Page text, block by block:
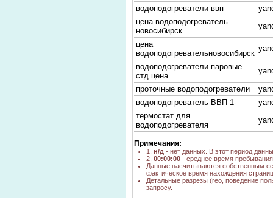
водоподогреватели ввп
цена водоподогреватель
новосибирск
цена
водоподогревательновосибирск
водоподогреватели паровые
стд цена
проточные водоподогреватели
водоподогреватель ВВП-1-
термостат для
водоподогревателя
водоподогреватели
г.Новосибирск
водоподогредатель
Котел ЭПЗ-100
схема паровых четырех
Примечания:
1. н/д - нет данных. В этот период
2. 00:00:00 - среднее время
Данные насчитываются собственным
фактическое время нахождения
Детальные разрезы (гео, поведение
запросу.